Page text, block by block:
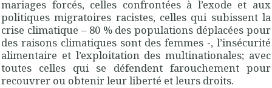
mariages forcés, celles confrontées à l’exode et aux
politiques migratoires racistes, celles qui subissent la
crise climatique – 80 % des populations déplacées pour
des raisons climatiques sont des femmes -, l’insécurité
alimentaire et l’exploitation des multinationales; avec
toutes celles qui se défendent farouchement pour
recouvrer ou obtenir leur liberté et leurs droits.